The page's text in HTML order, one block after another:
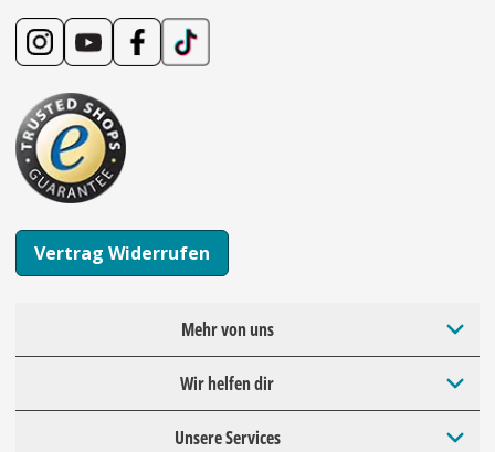
Vertrag Widerrufen
Mehr von uns
Wir helfen dir
Unsere Services